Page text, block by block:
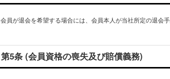
会員が退会を希望する場合には、会員本人が当社所定の退会
第5条 (会員資格の喪失及び賠償義務)